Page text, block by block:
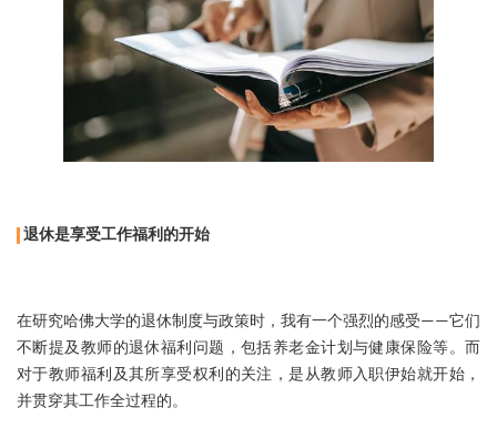
退休是享受工作福利的开始
在研究哈佛大学的退休制度与政策时，我有一个强烈的感受——它们
不断提及教师的退休福利问题，包括养老金计划与健康保险等。而
对于教师福利及其所享受权利的关注，是从教师入职伊始就开始，
并贯穿其工作全过程的。